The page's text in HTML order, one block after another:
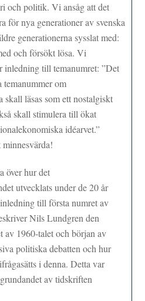
och politik. Vi ansåg att det
för nya generationer av svenska
generationerna sysslat med:
och försökt lösa. Vi
inledning till temanumret: ”Det
temanummer om
läsas som ett nostalgiskt
skall stimulera till ökat
idéarvet.”
över hur det
utvecklats under de 20 år
till första numret av
Nils Lundgren den
av 1960-talet och början av
politiska debatten och hur
i denna. Detta var
av tidskriften